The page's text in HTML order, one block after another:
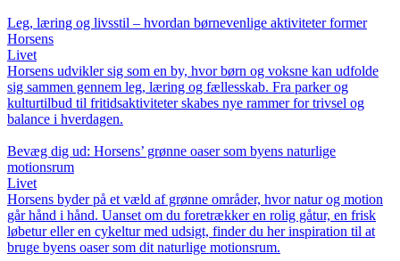
Leg, læring og livsstil – hvordan børnevenlige aktiviteter former
Horsens
Livet
Horsens udvikler sig som en by, hvor børn og voksne kan udfolde
sig sammen gennem leg, læring og fællesskab. Fra parker og
kulturtilbud til fritidsaktiviteter skabes nye rammer for trivsel og
balance i hverdagen.
Bevæg dig ud: Horsens’ grønne oaser som byens naturlige
motionsrum
Livet
Horsens byder på et væld af grønne områder, hvor natur og motion
går hånd i hånd. Uanset om du foretrækker en rolig gåtur, en frisk
løbetur eller en cykeltur med udsigt, finder du her inspiration til at
bruge byens oaser som dit naturlige motionsrum.